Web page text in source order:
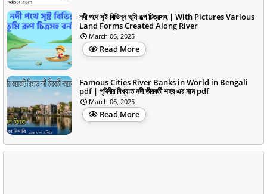
নদী পথে সৃষ্ট বিভিন্ন ভূমি রূপ চিত্রসহ | With Pictures Various
Land Forms Created Along River
March 06, 2025
Read More
Famous Cities River Banks in World in Bengali
pdf | পৃথিবীর বিখ্যাত নদী তীরবর্তী শহর এর নাম pdf
March 06, 2025
Read More